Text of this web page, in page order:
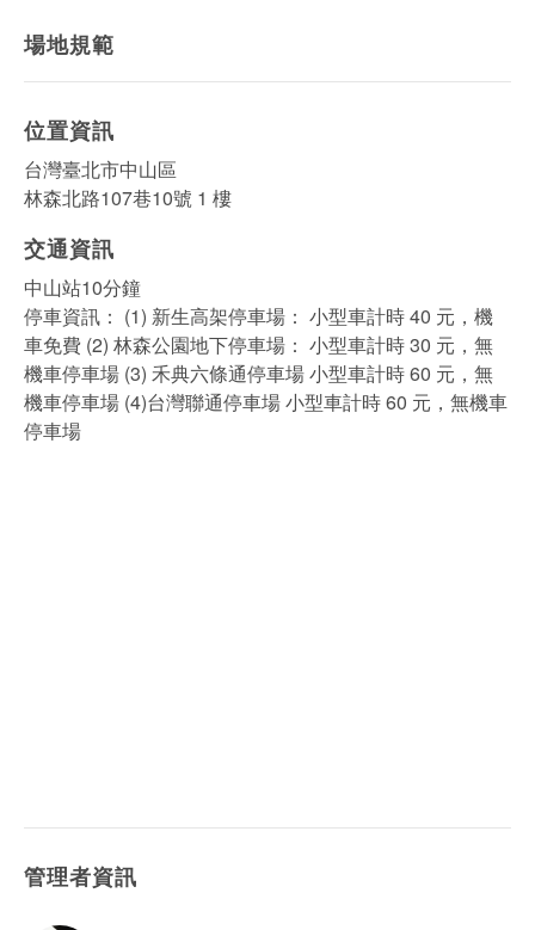
場地規範
位置資訊
台灣臺北市中山區
林森北路107巷10號 1 樓
交通資訊
中山站10分鐘
停⾞資訊： (1) 新⽣高架停⾞場： ⼩型車計時 40 元，機
⾞免費 (2) 林森公園地下停⾞場： ⼩型車計時 30 元，無
機⾞停車場 (3) 禾典六條通停車場 小型⾞計時 60 元，無
機車停⾞場 (4)台灣聯通停車場 小型⾞計時 60 元，無機車
停⾞場
管理者資訊